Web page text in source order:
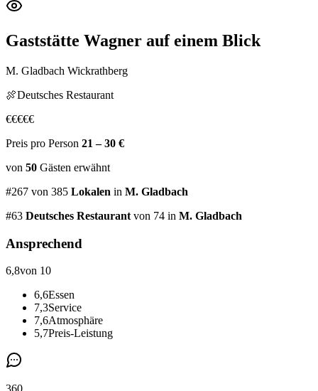
Gaststätte Wagner auf einem Blick
M. Gladbach Wickrathberg
🍖Deutsches Restaurant
€€€€€
Preis pro Person 21 – 30 €
von 50 Gästen erwähnt
#267 von 385 Lokalen in M. Gladbach
#63 Deutsches Restaurant von 74 in M. Gladbach
Ansprechend
6,8von 10
6,6Essen
7,3Service
7,6Atmosphäre
5,7Preis-Leistung